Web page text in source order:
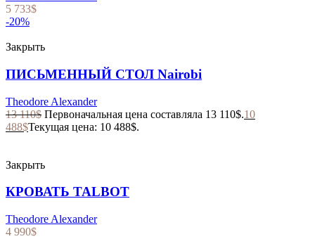
5 733$
-20%
Закрыть
ПИСЬМЕННЫЙ СТОЛ Nairobi
Theodore Alexander
13 110$ Первоначальная цена составляла 13 110$.10
488$Текущая цена: 10 488$.
Закрыть
КРОВАТЬ TALBOT
Theodore Alexander
4 990$